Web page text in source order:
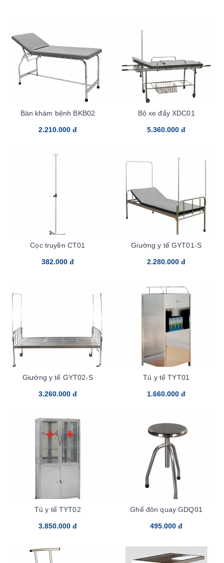
Bàn khám bệnh BKB02
2.210.000 đ
Bộ xe đẩy XDC01
5.360.000 đ
Cọc truyền CT01
382.000 đ
Giường y tế GYT01-S
2.280.000 đ
Giường y tế GYT02-S
3.260.000 đ
Tủ y tế TYT01
1.660.000 đ
Tủ y tế TYT02
3.850.000 đ
Ghế đôn quay GDQ01
495.000 đ